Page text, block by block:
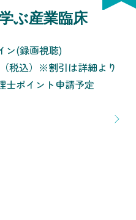
ぶ産業臨床
ン(録画視聴)
税込）※割引は詳細より
士ポイント申請予定